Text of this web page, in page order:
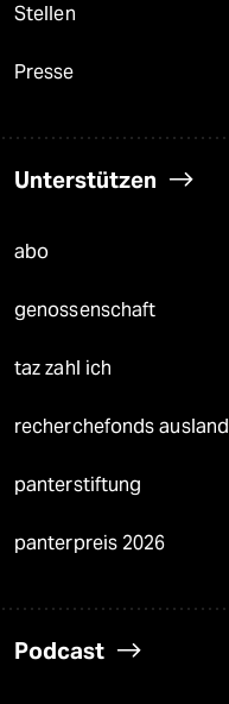
Stellen
Presse
Unterstützen
abo
genossenschaft
taz zahl ich
recherchefonds ausland
panterstiftung
panterpreis 2026
Podcast